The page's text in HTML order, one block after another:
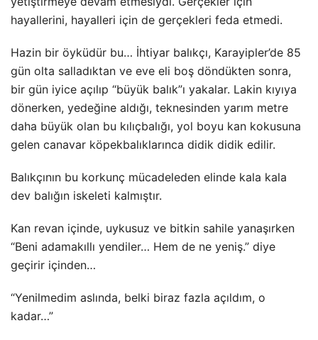
hayallerini, hayalleri için de gerçekleri feda etmedi.
Hazin bir öyküdür bu… İhtiyar balıkçı, Karayipler’de 85
gün olta salladıktan ve eve eli boş döndükten sonra,
bir gün iyice açılıp “büyük balık”ı yakalar. Lakin kıyıya
dönerken, yedeğine aldığı, teknesinden yarım metre
daha büyük olan bu kılıçbalığı, yol boyu kan kokusuna
gelen canavar köpekbalıklarınca didik didik edilir.
Balıkçının bu korkunç mücadeleden elinde kala kala
dev balığın iskeleti kalmıştır.
Kan revan içinde, uykusuz ve bitkin sahile yanaşırken
“Beni adamakıllı yendiler… Hem de ne yeniş.” diye
geçirir içinden…
“Yenilmedim aslında, belki biraz fazla açıldım, o
kadar…”